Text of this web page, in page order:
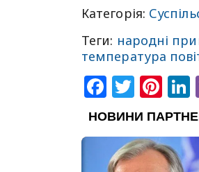
Категорія:
Теги: народні
температура